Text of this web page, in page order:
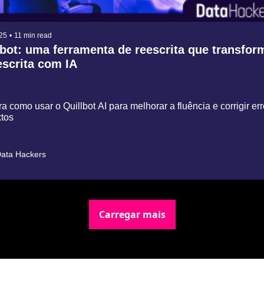
• 11 min read
uma ferramenta de reescrita que
com IA
como usar o Quillbot AI para melhorar a fluência e corrigir
Hackers
Carregar mais